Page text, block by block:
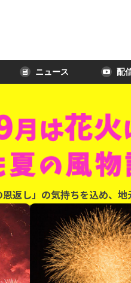
ニュース 配
返し」の気持ちを込め、
皆様にお届けしていきます。